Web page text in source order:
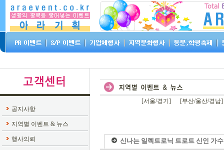
공지사항
지역별 이벤트 & 뉴스
행사의뢰
[서울/경기] [부산/울산/경남]
신나는 일렉트로닉 트로트 신인 가